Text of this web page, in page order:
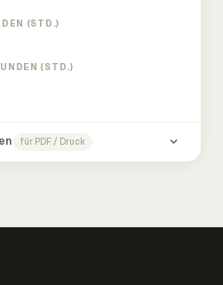
(STD.)
(STD.)
für PDF / Druck